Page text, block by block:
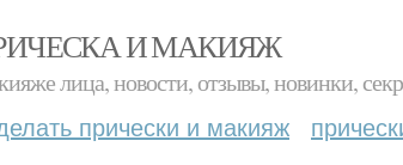
И МАКИЯЖ
лица, новости, отзывы, новинки,
прически и макияж